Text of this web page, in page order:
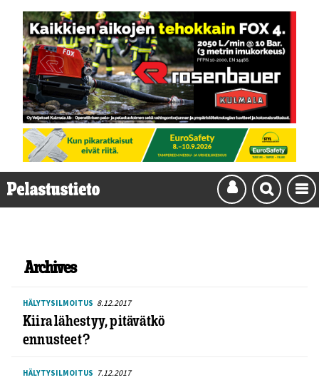
Archives
HÄLYTYSILMOITUS 8.12.2017
Kiira lähestyy, pitävätkö
ennusteet?
HÄLYTYSILMOITUS 7.12.2017